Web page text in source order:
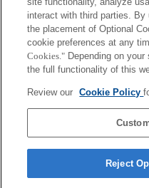
Adattatore per
ADP-AMA
interact with third parties.
the placement of Optional
cookie preferences at any
Cookies." Depending on
the full functionality of this
Review our Cookie Policy
Reject